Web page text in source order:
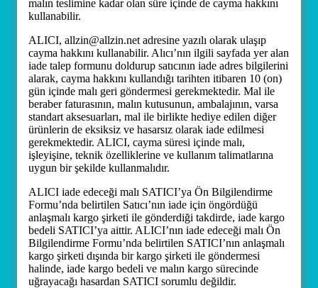
malın teslimine kadar olan süre içinde de cayma hakkını
kullanabilir.
ALICI, allzin@allzin.net adresine yazılı olarak ulaşıp
cayma hakkını kullanabilir. Alıcı’nın ilgili sayfada yer alan
iade talep formunu doldurup satıcının iade adres bilgilerini
alarak, cayma hakkını kullandığı tarihten itibaren 10 (on)
gün içinde malı geri göndermesi gerekmektedir. Mal ile
beraber faturasının, malın kutusunun, ambalajının, varsa
standart aksesuarları, mal ile birlikte hediye edilen diğer
ürünlerin de eksiksiz ve hasarsız olarak iade edilmesi
gerekmektedir. ALICI, cayma süresi içinde malı,
işleyişine, teknik özelliklerine ve kullanım talimatlarına
uygun bir şekilde kullanmalıdır.
ALICI iade edeceği malı SATICI’ya Ön Bilgilendirme
Formu’nda belirtilen Satıcı’nın iade için öngördüğü
anlaşmalı kargo şirketi ile gönderdiği takdirde, iade kargo
bedeli SATICI’ya aittir. ALICI’nın iade edeceği malı Ön
Bilgilendirme Formu’nda belirtilen SATICI’nın anlaşmalı
kargo şirketi dışında bir kargo şirketi ile göndermesi
halinde, iade kargo bedeli ve malın kargo sürecinde
uğrayacağı hasardan SATICI sorumlu değildir.